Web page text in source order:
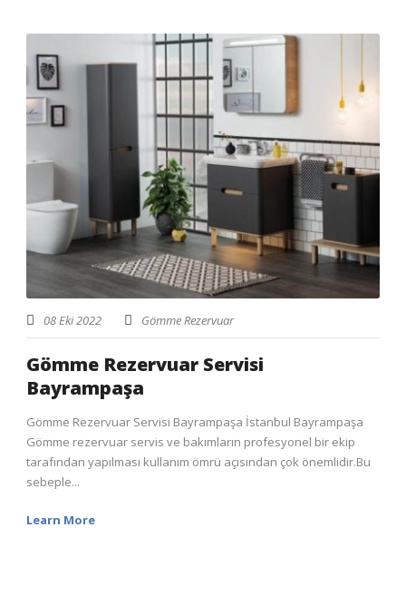
08 Eki 2022 Gömme Rezervuar
Gömme Rezervuar Servisi
Bayrampaşa
Gömme Rezervuar Servisi Bayrampaşa İstanbul Bayrampaşa
Gömme rezervuar servis ve bakımların profesyonel bir ekip
tarafından yapılması kullanım ömrü açısından çok önemlidir.Bu
sebeple...
Learn More